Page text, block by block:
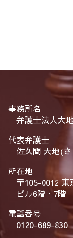
事務所名
弁護士法人大
代表弁護士
佐久間 大地(
所在地
〒105-0012
ビル6階・7階
電話番号
0120-689-830